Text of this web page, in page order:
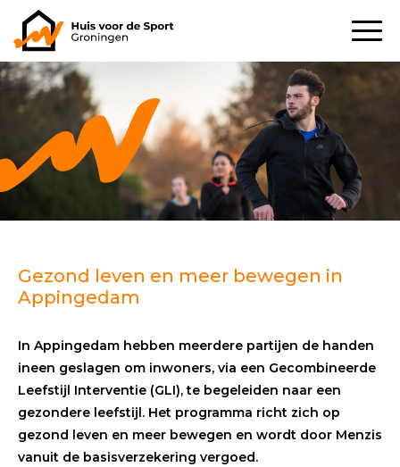
Gezond leven en meer bewegen in
Appingedam
In Appingedam hebben meerdere partijen de handen
ineen geslagen om inwoners, via een Gecombineerde
Leefstijl Interventie (GLI), te begeleiden naar een
gezondere leefstijl. Het programma richt zich op
gezond leven en meer bewegen en wordt door Menzis
vanuit de basisverzekering vergoed.